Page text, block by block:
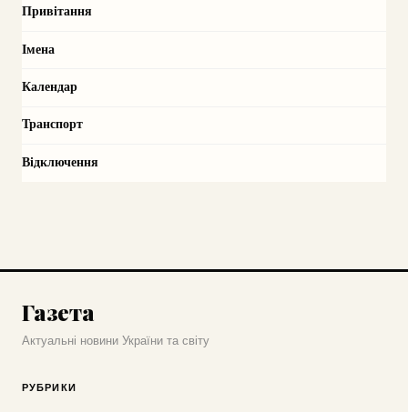
Привітання
Імена
Календар
Транспорт
Відключення
Газета
Актуальні новини України та світу
РУБРИКИ